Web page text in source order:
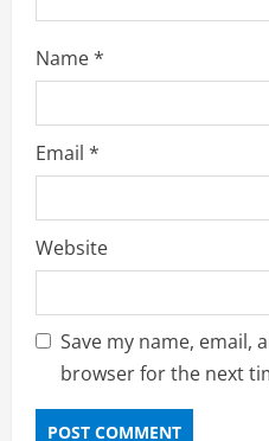
g
Name*
Email *
Website
Save my name, email,
browser for the next